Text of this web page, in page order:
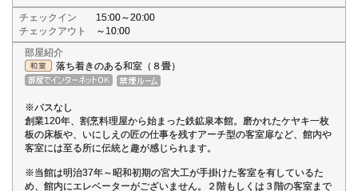
チェックイン
15:00～20:00
チェックアウト
～10:00
部屋紹介
落ち着きのある和室（８畳）
※バスなし
創業120年、割烹料理屋から始まった鉄鉱泉本館。磨かれたケヤキ一枚
板の床板や、いにしえの匠の仕事を残すアーチ型の客室扉など、館内や
客室には至る所に伝統と趣が感じられます。
※当館は明治37年～昭和初期の宮大工が手掛けた客室を有しているた
め、館内にエレベーターがございません。２階もしくは３階の客室まで